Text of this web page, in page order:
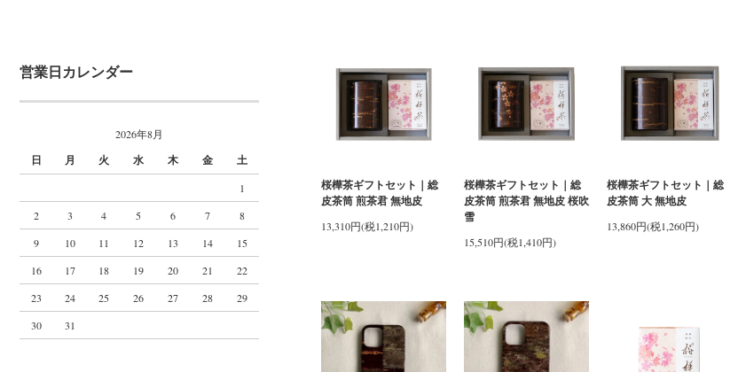
営業日カレンダー
2026年8月
日 月 火 水 木 金 土
1
2
3 4 5 6 7
8
9
10 11 12 13 14
15
16
17 18 19 20 21
22
23
24 25 26 27 28
29
30
31
桜樺茶ギフトセット｜総
皮茶筒 煎茶君 無地皮
13,310円(税1,210円)
桜樺茶ギフトセット｜総
皮茶筒 煎茶君 無地皮 桜吹
雪
15,510円(税1,410円)
桜樺茶ギフトセット｜総
皮茶筒 大 無地皮
13,860円(税1,260円)